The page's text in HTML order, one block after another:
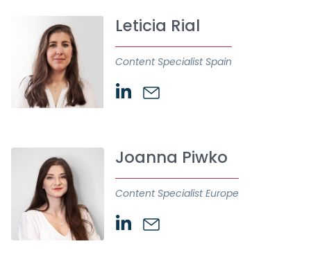
Leticia Rial
Content Specialist Spain
Joanna Piwko
Content Specialist Europe